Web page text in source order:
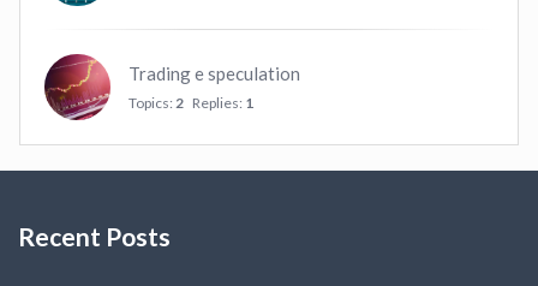
Trading e speculation
Topics: 2 Replies: 1
Recent Posts